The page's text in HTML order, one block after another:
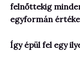
felnőttekig
egyformán
Így épül fel egy